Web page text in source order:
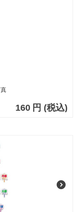
160 円 (税込)